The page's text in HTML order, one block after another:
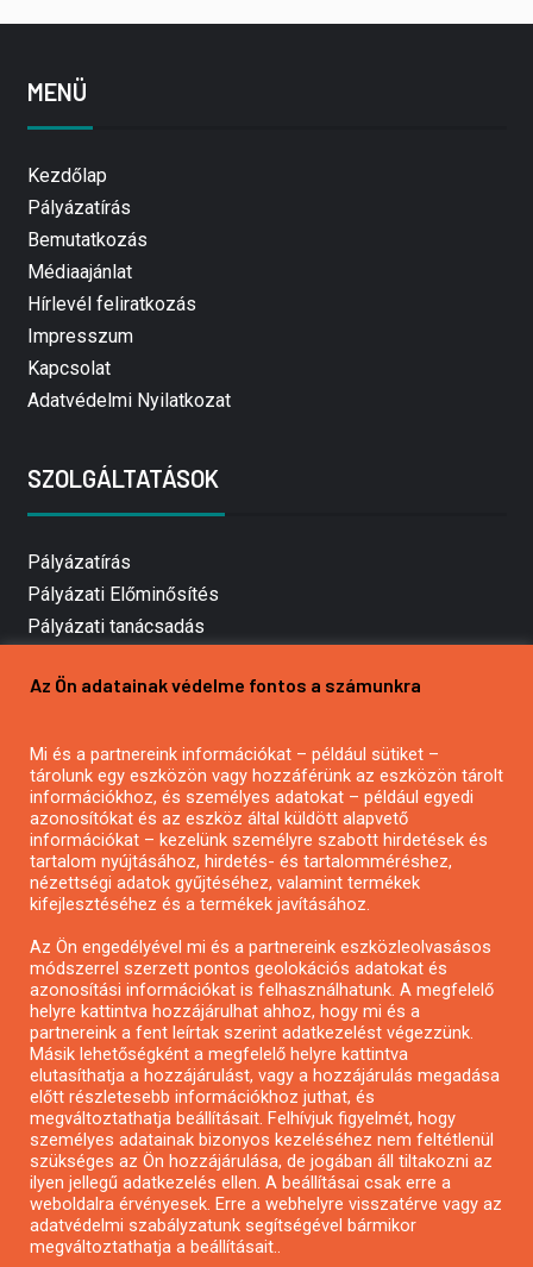
MENÜ
Kezdőlap
Pályázatírás
Bemutatkozás
Médiaajánlat
Hírlevél feliratkozás
Impresszum
Kapcsolat
Adatvédelmi Nyilatkozat
SZOLGÁLTATÁSOK
Pályázatírás
Pályázati Előminősítés
Pályázati tanácsadás
Mezőgazdasági pályázatírás
Pályázatírás civil szervezeteknek
Pályázatírás önkormányzatoknak
Pályázatfigyelés
Specifikus pályázatfigyelés vagy hírlevél
Pályázatok magánszemélyeknek
Pályázatok civil szervezeteknek
Pályázatok vállalkozásoknak
Önkormányzati pályázatok
Mezőgazdasági pályázatok
Falusi turizmus pályázatok
Napelem pályázatok
GINOP pályázatok
Az Ön adatainak védelme fontos a számunkra
Mi és a partnereink információkat – például sütiket –
tárolunk egy eszközön vagy hozzáférünk az eszközön tárolt
információkhoz, és személyes adatokat – például egyedi
azonosítókat és az eszköz által küldött alapvető
információkat – kezelünk személyre szabott hirdetések és
tartalom nyújtásához, hirdetés- és tartalomméréshez,
nézettségi adatok gyűjtéséhez, valamint termékek
kifejlesztéséhez és a termékek javításához.
Az Ön engedélyével mi és a partnereink eszközleolvasásos
módszerrel szerzett pontos geolokációs adatokat és
azonosítási információkat is felhasználhatunk. A megfelelő
helyre kattintva hozzájárulhat ahhoz, hogy mi és a
partnereink a fent leírtak szerint adatkezelést végezzünk.
Másik lehetőségként a megfelelő helyre kattintva
elutasíthatja a hozzájárulást, vagy a hozzájárulás megadása
előtt részletesebb információkhoz juthat, és
megváltoztathatja beállításait. Felhívjuk figyelmét, hogy
személyes adatainak bizonyos kezeléséhez nem feltétlenül
szükséges az Ön hozzájárulása, de jogában áll tiltakozni az
ilyen jellegű adatkezelés ellen. A beállításai csak erre a
weboldalra érvényesek. Erre a webhelyre visszatérve vagy az
adatvédelmi szabályzatunk segítségével bármikor
megváltoztathatja a beállításait..